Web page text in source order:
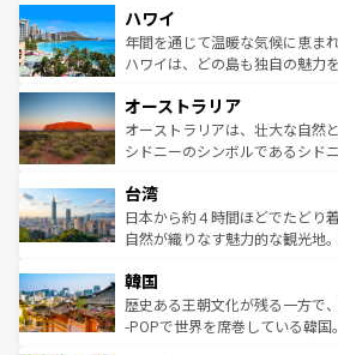
ば市内交通費無料で観光を楽しむこと
着のスイス情報はコンテンツ一覧
のような巨大都市は、観光、シ
ンメントが詰まった刺激的なス
西部には大自然が広がり、グラ
部のニューオーリンズでは、音
文化が魅力。旅行者はアメリカ
しみながら、その多様性と豊か
ならではの贅沢な旅のスタイルだ。 なお、新着のアメ
情報はコンテンツ一覧を参照し
ハワイ
年間を通じて温暖な気候に恵ま
ハワイは、どの島も独自の魅力
ワイ島は見逃せない。また、定
島だが、静かな自然を求めるな
おすすめ。エメラルドグリーン
れるおもてなしの心で訪れる人
人々、おいしいローカルフード
ク、伝統的なフラダンスなど、
ワイを、存分に味わってほしい。 なお、新着のハワイ情報
はコンテンツ一覧を参照してほ
オーストラリア
オーストラリアは、壮大な自然
シドニーのシンボルであるシド
リアリーフや大陸中央部にそび
ク）、タスマニアの美しい原生
ど、見どころがたくさん。また
いる。アクティビティも充実し
ビング、ハイキングなど、アウ
い。オーストラリアの多彩な魅
台湾
日本から約４時間ほどでたどり
自然が織りなす魅力的な観光地
ン）、静ひつな山岳地帯である
と山間の静けさが共存しており
驚きをもたらしてくれる。また
韓国
歴史ある王朝文化が残る一方で
-POPで世界を席巻している韓